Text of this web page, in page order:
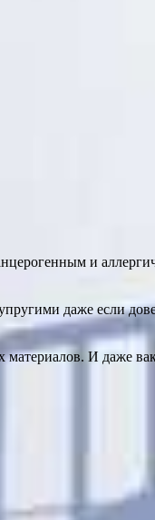
и
даже если
материалов. И даже